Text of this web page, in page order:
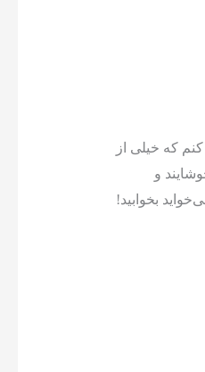
که خیلی از
و
بخوابید!